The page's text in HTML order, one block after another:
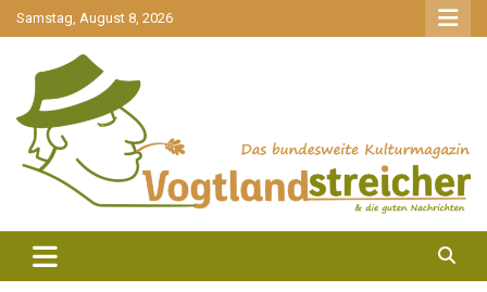
gehe
zum
Samstag, August 8, 2026
Vogtlandstreicher